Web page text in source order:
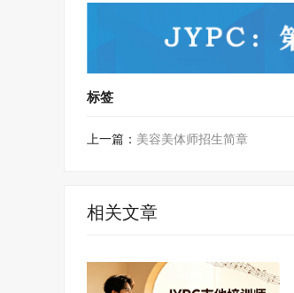
标签
上一篇： 美容美体师招生简章
相关文章